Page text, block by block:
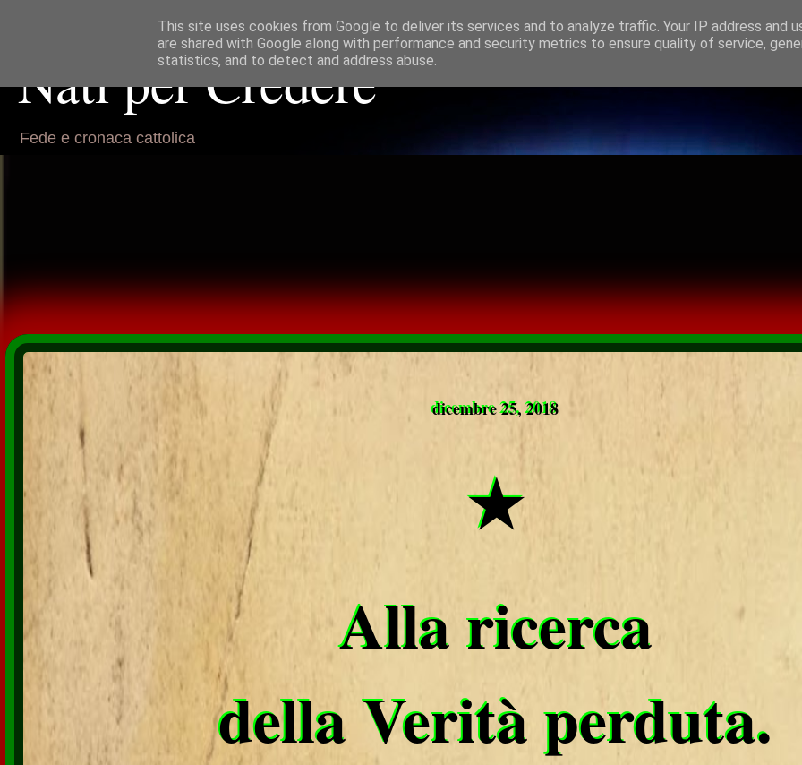
Nati per Credere
Fede e cronaca cattolica
dicembre 25, 2018
★
Alla ricerca
della Verità perduta.
This site uses cookies from Google to deliver its services and to analyze traffic. Your IP address and
are shared with Google along with performance and security metrics to ensure quality of service,
statistics, and to detect and address abuse.